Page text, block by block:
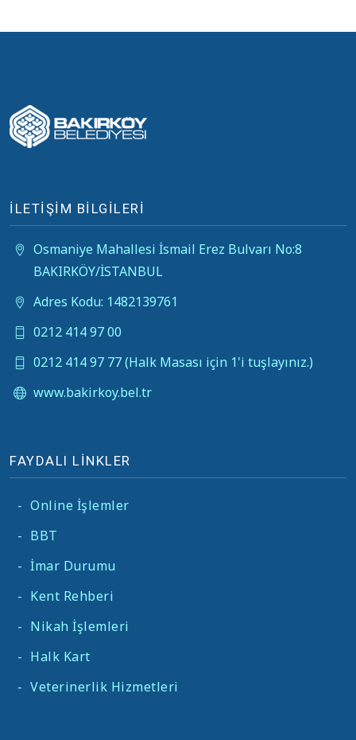
İLETİŞİM BİLGİLERİ
Osmaniye Mahallesi İsmail Erez Bulvarı No:8
BAKIRKÖY/İSTANBUL
Adres Kodu: 1482139761
0212 414 97 00
0212 414 97 77 (Halk Masası için 1'i tuşlayınız.)
www.bakirkoy.bel.tr
FAYDALI LİNKLER
- Online İşlemler
- BBT
- İmar Durumu
- Kent Rehberi
- Nikah İşlemleri
- Halk Kart
- Veterinerlik Hizmetleri